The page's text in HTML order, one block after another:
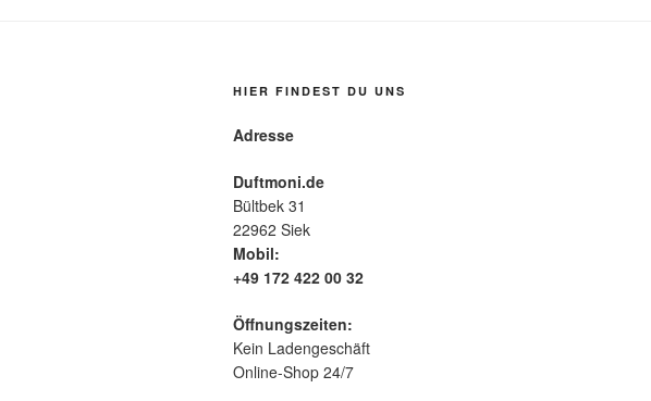
HIER FINDEST DU UNS
Adresse
Duftmoni.de
Bültbek 31
22962 Siek
Mobil:
+49 172 422 00 32
Öffnungszeiten:
Kein Ladengeschäft
Online-Shop 24/7